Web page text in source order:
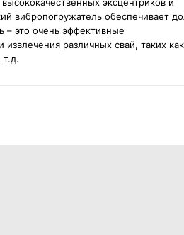
вибропогружатель обеспечивает
– это очень эффективные
различных свай, таких как
т.д.